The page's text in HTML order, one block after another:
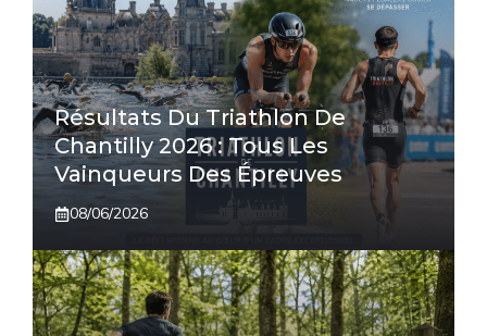
Résultats Du Triathlon De
Chantilly 2026 : Tous Les
Vainqueurs Des Épreuves
08/06/2026